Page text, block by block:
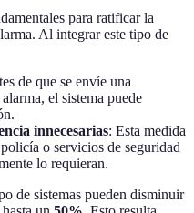
para ratificar la
Al integrar este tipo de
de que se envíe una
el sistema puede
innecesarias: Esta medida
o servicios de seguridad
lo requieran.
de sistemas pueden disminuir